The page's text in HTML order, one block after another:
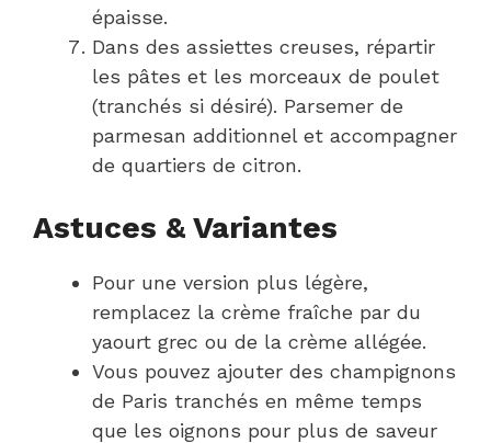
épaisse.
Dans des assiettes creuses, répartir
les pâtes et les morceaux de poulet
(tranchés si désiré). Parsemer de
parmesan additionnel et accompagner
de quartiers de citron.
Astuces & Variantes
Pour une version plus légère,
remplacez la crème fraîche par du
yaourt grec ou de la crème allégée.
Vous pouvez ajouter des champignons
de Paris tranchés en même temps
que les oignons pour plus de saveur